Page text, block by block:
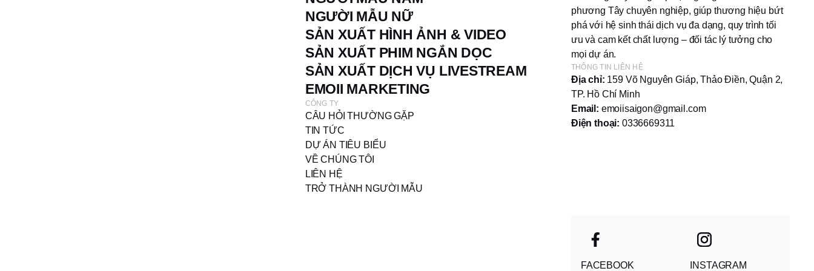
NGƯỜI MẪU NỮ
SẢN XUẤT HÌNH ẢNH & VIDEO
SẢN XUẤT PHIM NGẮN DỌC
SẢN XUẤT DỊCH VỤ LIVESTREAM
EMOII MARKETING
CÔNG TY
CÂU HỎI THƯỜNG GẶP
TIN TỨC
DỰ ÁN TIÊU BIỂU
VỀ CHÚNG TÔI
LIÊN HỆ
TRỞ THÀNH NGƯỜI MẪU
phương Tây chuyên nghiệp, giúp thương hiệu bứt
phá với hệ sinh thái dịch vụ đa dạng, quy trình tối
ưu và cam kết chất lượng – đối tác lý tưởng cho
mọi dự án.
THÔNG TIN LIÊN HỆ
Địa chỉ: 159 Võ Nguyên Giáp, Thảo Điền, Quận 2,
TP. Hồ Chí Minh
Email: emoiisaigon@gmail.com
Điện thoại: 0336669311
FACEBOOK INSTAGRAM